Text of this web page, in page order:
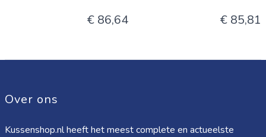
€ 86,64 € 85,81
Over ons
Kussenshop.nl heeft het meest complete en actueelste